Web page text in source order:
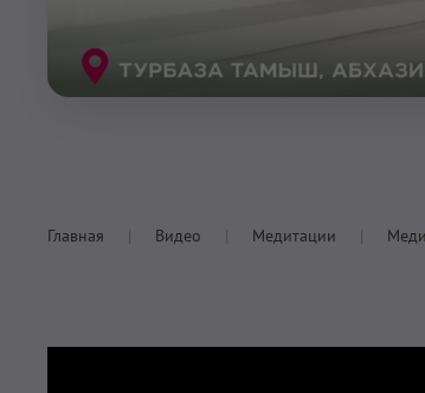
Главная Видео Медитации